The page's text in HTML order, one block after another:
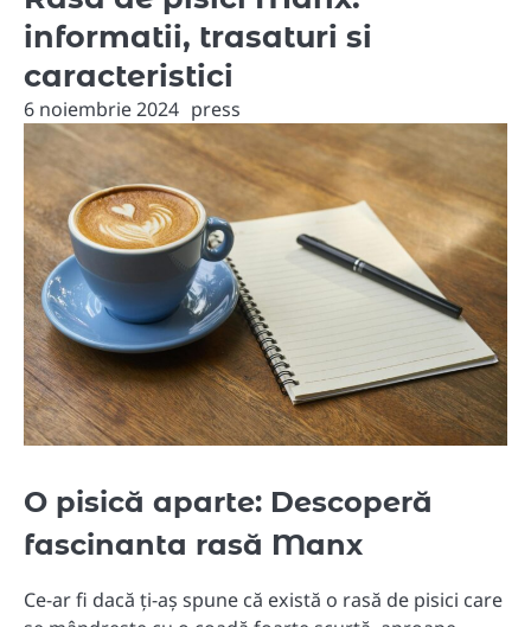
informatii, trasaturi si
caracteristici
6 noiembrie 2024 press
O pisică aparte: Descoperă
fascinanta rasă Manx
Ce-ar fi dacă ți-aș spune că există o rasă de pisici care